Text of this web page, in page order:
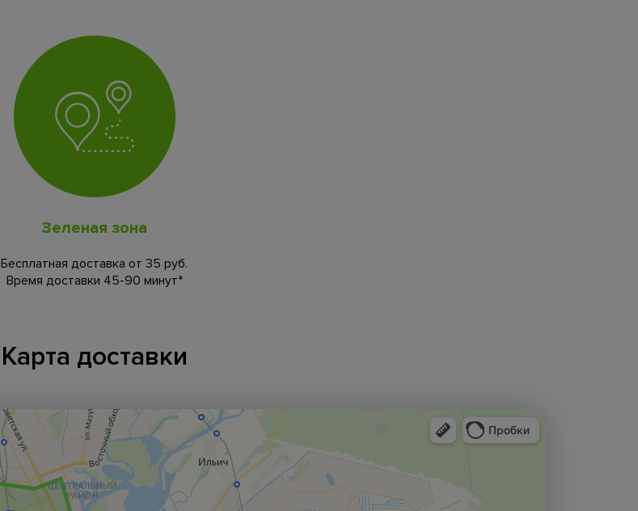
Зеленая зона
Бесплатная доставка от 35 руб.
Время доставки 45-90 минут*
Карта доставки